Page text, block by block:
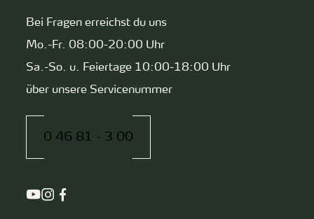
Bei Fragen erreichst du uns
Mo.-Fr. 08:00-20:00 Uhr
Sa.-So. u. Feiertage 10:00-18:00 Uhr
über unsere Servicenummer
0 46 81 - 3 00